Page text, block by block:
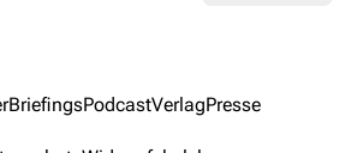
BriefingsPodcastVerlagPresse